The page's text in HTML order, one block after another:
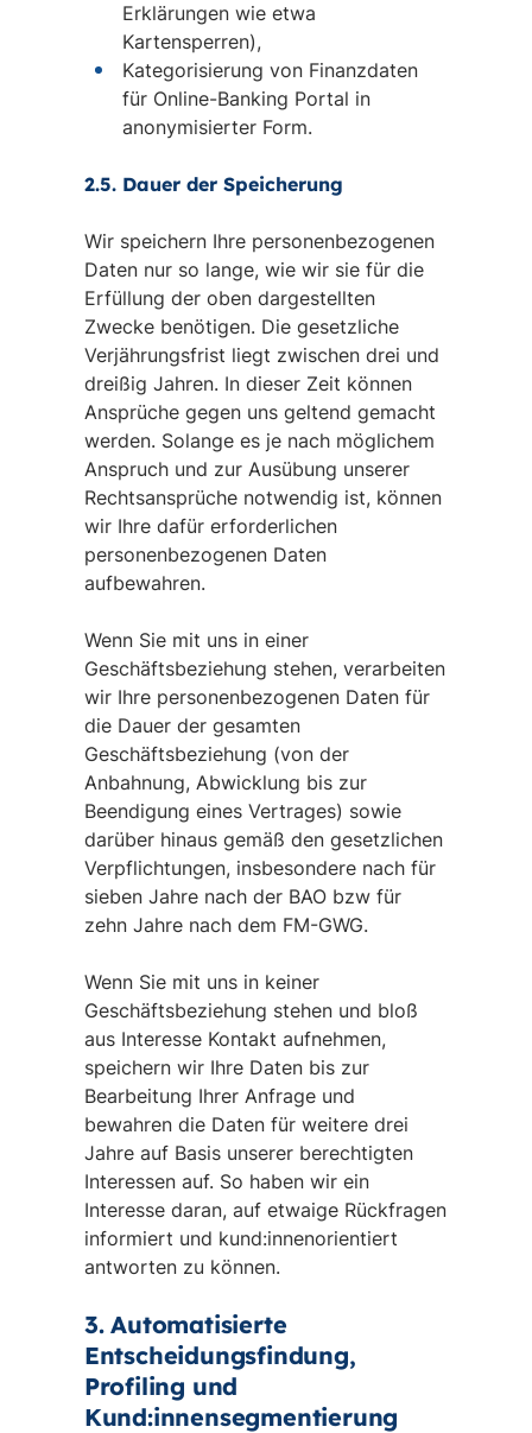
Erklärungen wie etwa
Kartensperren),
Kategorisierung von Finanzdaten
für Online-Banking Portal in
anonymisierter Form.
2.5. Dauer der Speicherung
Wir speichern Ihre personenbezogenen
Daten nur so lange, wie wir sie für die
Erfüllung der oben dargestellten
Zwecke benötigen. Die gesetzliche
Verjährungsfrist liegt zwischen drei und
dreißig Jahren. In dieser Zeit können
Ansprüche gegen uns geltend gemacht
werden. Solange es je nach möglichem
Anspruch und zur Ausübung unserer
Rechtsansprüche notwendig ist, können
wir Ihre dafür erforderlichen
personenbezogenen Daten
aufbewahren.
Wenn Sie mit uns in einer
Geschäftsbeziehung stehen, verarbeiten
wir Ihre personenbezogenen Daten für
die Dauer der gesamten
Geschäftsbeziehung (von der
Anbahnung, Abwicklung bis zur
Beendigung eines Vertrages) sowie
darüber hinaus gemäß den gesetzlichen
Verpflichtungen, insbesondere nach für
sieben Jahre nach der BAO bzw für
zehn Jahre nach dem FM-GWG.
Wenn Sie mit uns in keiner
Geschäftsbeziehung stehen und bloß
aus Interesse Kontakt aufnehmen,
speichern wir Ihre Daten bis zur
Bearbeitung Ihrer Anfrage und
bewahren die Daten für weitere drei
Jahre auf Basis unserer berechtigten
Interessen auf. So haben wir ein
Interesse daran, auf etwaige Rückfragen
informiert und kund:innenorientiert
antworten zu können.
3. Automatisierte
Entscheidungsfindung,
Profiling und
Kund:innensegmentierung